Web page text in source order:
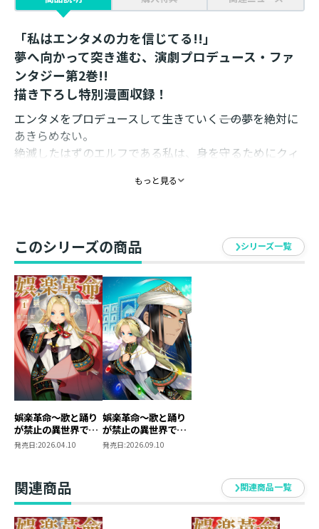
「私はエンタメの力を信じてる!!」
夢へ向かって突き進む、演劇プロデュース・ファ
ンタジー第2巻!!
描き下ろし特別漫画収録！
エンタメをプロデュースして生きていく――この夢を絶対に
あきらめない。
絶滅したはずのエルフである私は、身を守るためにクィ
前代未聞の提案に大人たちが騒然とする中、私の言葉に
興味を示したのは、まさかのアルタカシークの王・アル
スラン様で――。
新しいエンタメを生みだすための第一歩はどうなる!?
夢へ向かって突き進む、演劇プロデュース・ファンタジ
ー第2巻!!
もっと見る
このシリーズの商品 シリーズ一覧
娯楽革命～歌と踊り
が禁止の異世界で、
彼女は舞台の上に立
つ～@COMIC 第1巻
発売日:2026.04.10
娯楽革命～歌と踊り
が禁止の異世界で、
彼女は舞台の上に立
つ～@COMIC 第2巻
発売日:2026.09.10
関連商品 関連商品一覧